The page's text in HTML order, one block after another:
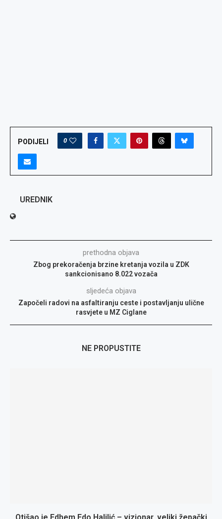
PODIJELI 0
UREDNIK
prethodna objava
Zbog prekoračenja brzine kretanja vozila u ZDK
sankcionisano 8.022 vozača
sljedeća objava
Započeli radovi na asfaltiranju ceste i postavljanju ulične
rasvjete u MZ Ciglane
NE PROPUSTITE